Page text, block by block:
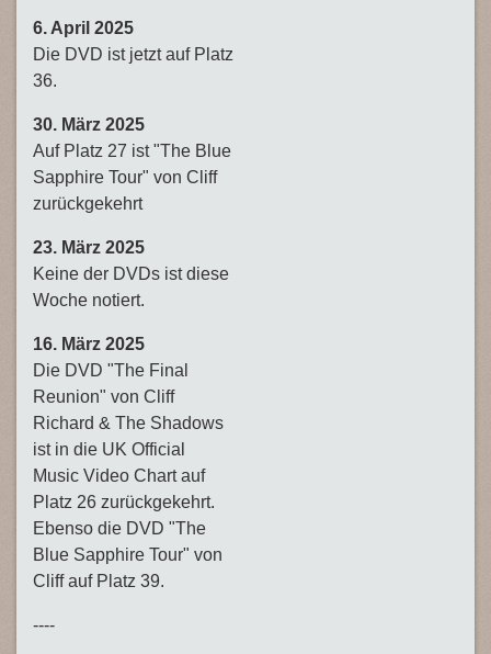
6. April 2025
Die DVD ist jetzt auf Platz
36.
30. März 2025
Auf Platz 27 ist "The Blue
Sapphire Tour" von Cliff
zurückgekehrt
23. März 2025
Keine der DVDs ist diese
Woche notiert.
16. März 2025
Die DVD "The Final
Reunion" von Cliff
Richard & The Shadows
ist in die UK Official
Music Video Chart auf
Platz 26 zurückgekehrt.
Ebenso die DVD "The
Blue Sapphire Tour" von
Cliff auf Platz 39.
----